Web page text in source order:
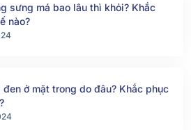
sưng má bao lâu thì khỏi? Khắc
nào?
đen ở mặt trong do đâu? Khắc phục